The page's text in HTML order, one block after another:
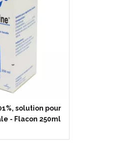
solution pour
- Flacon 250ml